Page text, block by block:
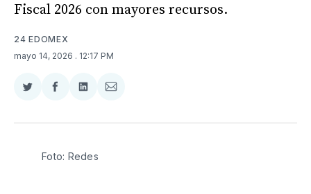
Fiscal 2026 con mayores recursos.
24 EDOMEX
mayo 14, 2026 . 12:17 PM
Compartir
Twitter
Compartir
Facebook
Compartir
LinkedIn
Compartir
Email
Foto: Redes